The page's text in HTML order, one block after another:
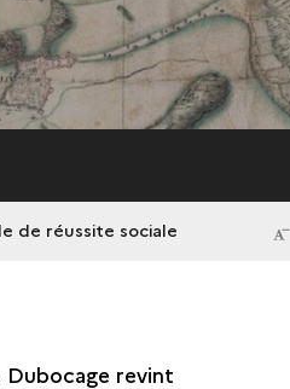
de réussite sociale
Dubocage revint